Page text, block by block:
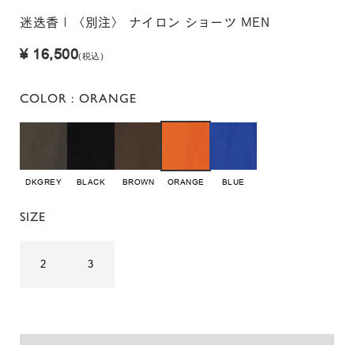
迷迭香 | 〈別注〉 ナイロン ショーツ MEN
¥ 16,500(税込)
COLOR : ORANGE
DKGREY BLACK BROWN ORANGE BLUE
SIZE
2 3